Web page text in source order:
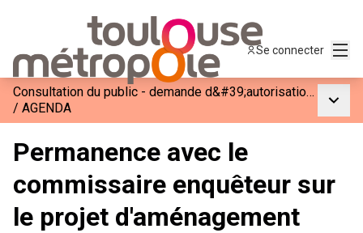
Se connecter
Consultation du public - demande d&#39;autorisation environnementale pour l&#39;aménagement d&#39;un site de maintenance et de démantèlement aéronautique sur l&#39;aéroport de Toulouse Francazal à Cugnaux
/ AGENDA
Permanence avec le
commissaire enquêteur sur
le projet d'aménagement